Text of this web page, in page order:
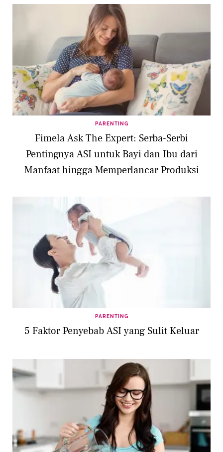
PARENTING
Fimela Ask The Expert: Serba-Serbi
Pentingnya ASI untuk Bayi dan Ibu dari
Manfaat hingga Memperlancar Produksi
PARENTING
5 Faktor Penyebab ASI yang Sulit Keluar